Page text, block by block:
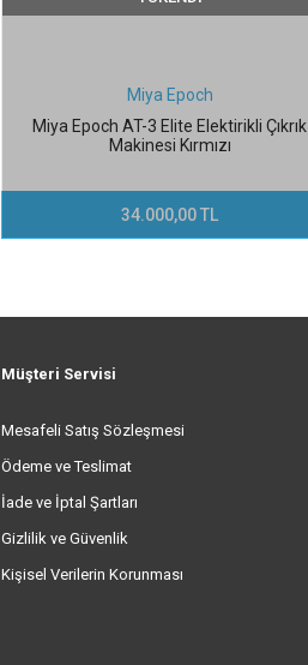
Miya Epoch
Miya Epoch AT-3 Elite Elektirikli Çıkrık
Makinesi Kırmızı
34.000,00 TL
Müşteri Servisi
Mesafeli Satış Sözleşmesi
Ödeme ve Teslimat
İade ve İptal Şartları
Gizlilik ve Güvenlik
Kişisel Verilerin Korunması